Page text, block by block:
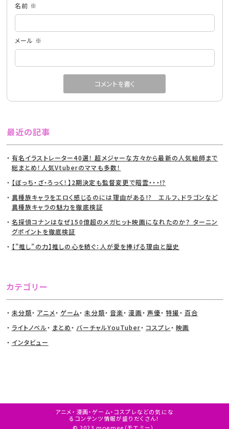
名前 ※
メール ※
最近の記事
有名イラストレーター40選！ 超メジャーな方々から最新の人気絵師まで
総まとめ！人気Vtuberのママも多数！
【ぼっち・ざ・ろっく！】2期決定も監督変更で暗雲・・・!?
異種族キャラをエロく感じるのには理由がある!? エルフ、ドラゴンなど
異種族キャラの魅力を徹底検証
名探偵コナンはなぜ150億超のメガヒット映画になれたのか？ ターニン
グポイントを徹底検証
【”推し”の力】推しの心を紡ぐ：人が愛を捧げる理由と歴史
カテゴリー
未分類 アニメ ゲーム 未分類 音楽 漫画 声優 特撮
百合
ライトノベル
まとめ バーチャルYouTuber コスプレ
映画
インタビュー
アニメ・漫画・ゲーム・コスプレなどの気にな
るコンテンツ情報が盛りだくさん！